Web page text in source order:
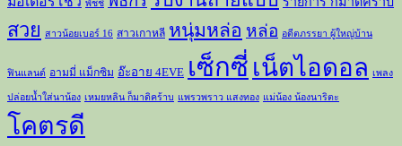
พัชชี่
สวย สาวน้อยเบอร์ 16 สาวเกาหลี หนุ่มหล่อ หล่อ อดีตภรรยา ผู้ใหญ่บ้าน
ฟินแลนด์ อามมี่ แม็กซิม อ๊ะอาย 4EVE เซ็กซี่ เน็ตไอดอล เพลง
ปล่อยน้ำใส่นาน้อง เหมยหลิน ก็มาดิคร้าบ แพรวพราว แสงทอง แม่น้อง น้องนาริตะ
โคตรดี